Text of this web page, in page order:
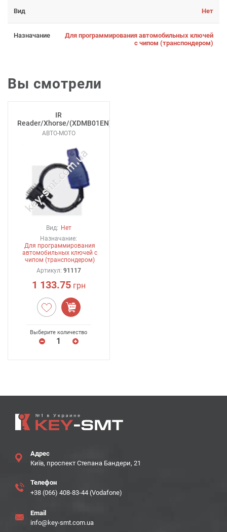
Вид Нет
Назначание
Для программирования автомобильных ключей
с чипом (транспондером)
Вы смотрели
IR
Reader/Xhorse/(XDMB01EN)
АВТО-МОТО
Вид: Нет
Назначание:
Для программирования
автомобильных ключей с
чипом (транспондером)
Артикул: 91117
1 133.75грн
Выберите количество
Адрес
Київ, проспект Степана Бандери, 21
Телефон
+38 (066) 408-83-44 (Vodafone)
Email
info@key-smt.com.ua